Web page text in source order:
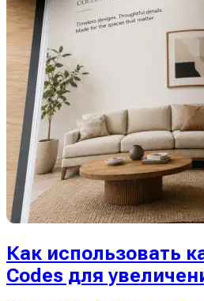
Как использовать
Codes для